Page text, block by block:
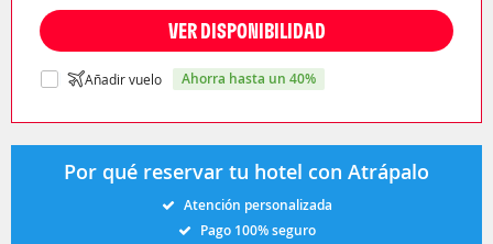
VER DISPONIBILIDAD
Añadir vuelo ahorra hasta un 40%
Por qué reservar tu hotel con Atrápalo
Atención personalizada
Pago 100% seguro